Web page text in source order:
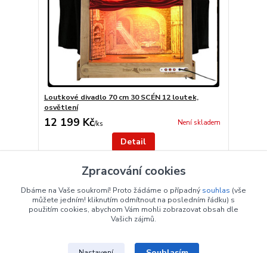
Loutkové divadlo 70 cm 30 SCÉN 12 loutek,
osvětlení
12 199 Kč/ks Není skladem
Detail
Zpracování cookies
Dbáme na Vaše soukromí! Proto žádáme o případný souhlas (vše
můžete jedním! kliknutím odmítnout na posledním řádku) s
použitím cookies, abychom Vám mohli zobrazovat obsah dle
Vašich zájmů.